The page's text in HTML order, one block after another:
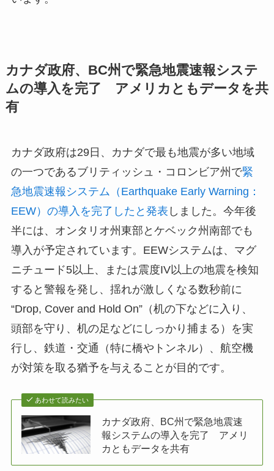
カナダ政府、BC州で緊急地震速報システ
ムの導入を完了 アメリカともデータを共
有
カナダ政府は29日、カナダで最も地震が多い地域
の一つであるブリティッシュ・コロンビア州で緊
急地震速報システム（Earthquake Early Warning：
EEW）の導入を完了したと発表 しました。今年後
半には、オンタリオ州東部とケベック州南部でも
導入が予定されています。EEWシステムは、マグ
ニチュード5以上、または震度IV以上の地震を検知
すると警報を発し、揺れが激しくなる数秒前に
“Drop, Cover and Hold On”（机の下などに入り、
頭部を守り、机の足などにしっかり捕まる）を実
行し、鉄道・交通（特に橋やトンネル）、航空機
が対策を取る猶予を与えることが目的です。
あわせて読みたい
カナダ政府、BC州で緊急地震速
報システムの導入を完了 アメリ
カともデータを共有